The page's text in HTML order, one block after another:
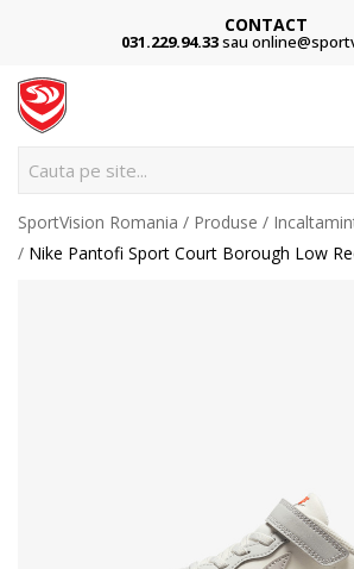
CONTACT
031.229.94.33sau
Cauta pe site...
SportVision Romania Produse
Nike Pantofi Sport Court Borough Low